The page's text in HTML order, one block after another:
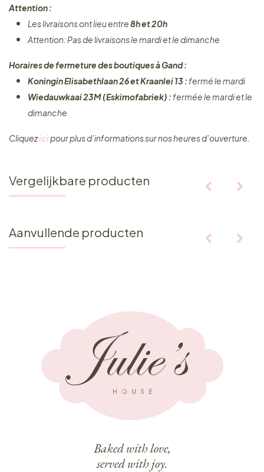
Attention :
Les livraisons ont lieu entre8h et 20h
Attention: Pas de livraisons le mardi et le dimanche
Horaires de fermeture des boutiques à Gand :
Koningin Elisabethlaan 26 et Kraanlei 13 :fermé le mardi
Wiedauwkaai 23M (Eskimofabriek) :fermée le mardi et le
dimanche
Cliquez ​icipour plus d’informations sur nos heures d’ouverture.
Vergelijkbare producten
Aanvullende producten
Baked with love,
served with joy.